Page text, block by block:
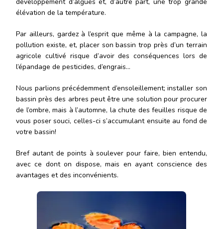
élévation de la température.
Par ailleurs, gardez à l’esprit que même à la campagne, la
pollution existe, et, placer son bassin trop près d’un terrain
agricole cultivé risque d’avoir des conséquences lors de
l’épandage de pesticides, d’engrais…
Nous parlions précédemment d’ensoleillement; installer son
bassin près des arbres peut être une solution pour procurer
de l’ombre, mais à l’automne, la chute des feuilles risque de
vous poser souci, celles-ci s’accumulant ensuite au fond de
votre bassin!
Bref autant de points à soulever pour faire, bien entendu,
avec ce dont on dispose, mais en ayant conscience des
avantages et des inconvénients.